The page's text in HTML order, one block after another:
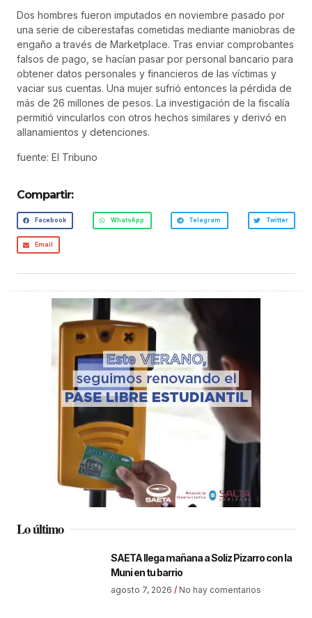
Dos hombres fueron imputados en noviembre pasado por
una serie de ciberestafas cometidas mediante maniobras de
engaño a través de Marketplace. Tras enviar comprobantes
falsos de pago, se hacían pasar por personal bancario para
obtener datos personales y financieros de las víctimas y
vaciar sus cuentas. Una mujer sufrió entonces la pérdida de
más de 26 millones de pesos. La investigación de la fiscalía
permitió vincularlos con otros hechos similares y derivó en
allanamientos y detenciones.
fuente: El Tribuno
Compartir:
Facebook WhatsApp Telegram Twitter
Email
Lo último
SAETA llega mañana a Solíz Pizarro con la
Muni en tu barrio
agosto 7, 2026 No hay comentarios